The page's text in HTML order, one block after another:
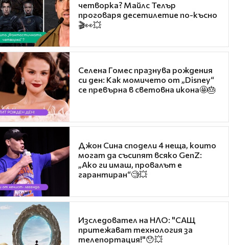
четворка? Майлс Телър
проговаря десетилетие по-късно
🎬👀💥
Селена Гомес празнува рождения
си ден: Как момичето от „Disney“
се превърна в световна икона🤩🎂
Джон Сина сподели 4 неща, които
могат да съсипят всяко GenZ:
„Ако ги имаш, провалът е
гарантиран“🧐💥
Изследовател на НЛО: "САЩ
притежават технология за
телепортация!"😯💥